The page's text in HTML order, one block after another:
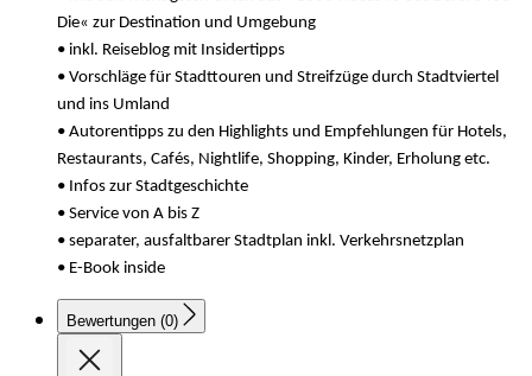
Die« zur Destination und Umgebung
• inkl. Reiseblog mit Insidertipps
• Vorschläge für Stadttouren und Streifzüge durch Stadtviertel
und ins Umland
• Autorentipps zu den Highlights und Empfehlungen für Hotels,
Restaurants, Cafés, Nightlife, Shopping, Kinder, Erholung etc.
• Infos zur Stadtgeschichte
• Service von A bis Z
• separater, ausfaltbarer Stadtplan inkl. Verkehrsnetzplan
• E-Book inside
Bewertungen (0)